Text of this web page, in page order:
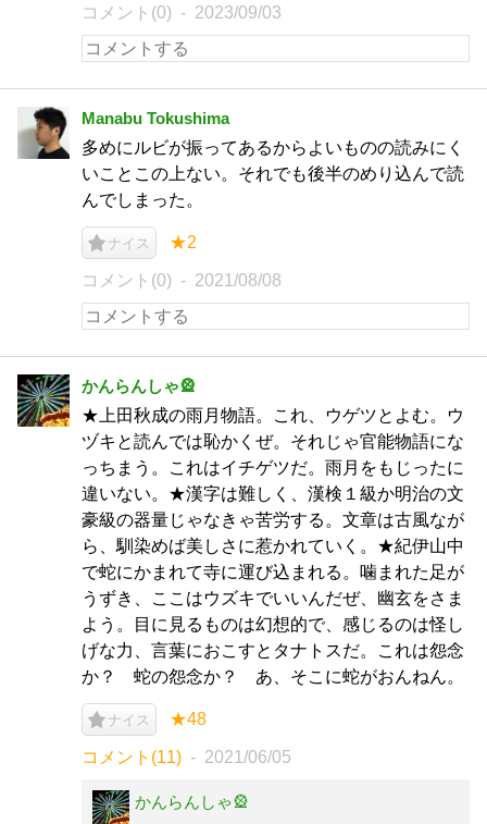
コメント(0) 2023/09/03
Manabu Tokushima
多めにルビが振ってあるからよいものの読みにく
いことこの上ない。それでも後半のめり込んで読
んでしまった。
ナイス ★2
コメント(0) 2021/08/08
かんらんしゃ🎡
★上田秋成の雨月物語。これ、ウゲツとよむ。ウ
ヅキと読んでは恥かくぜ。それじゃ官能物語にな
っちまう。これはイチゲツだ。雨月をもじったに
違いない。★漢字は難しく、漢検１級か明治の文
豪級の器量じゃなきゃ苦労する。文章は古風なが
ら、馴染めば美しさに惹かれていく。★紀伊山中
で蛇にかまれて寺に運び込まれる。噛まれた足が
うずき、ここはウズキでいいんだぜ、幽玄をさま
よう。目に見るものは幻想的で、感じるのは怪し
げな力、言葉におこすとタナトスだ。これは怨念
か？ 蛇の怨念か？ あ、そこに蛇がおんねん。
ナイス ★48
コメント(11) 2021/06/05
かんらんしゃ🎡